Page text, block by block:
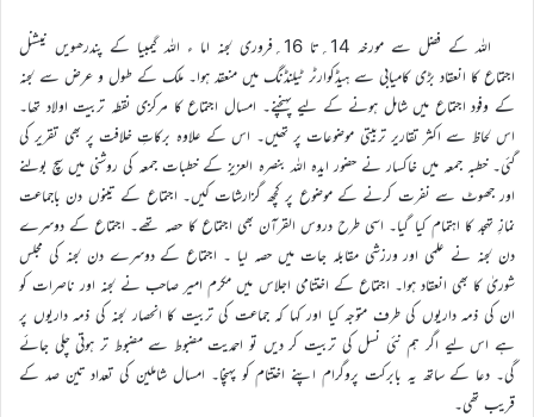
اللہ کے فضل سے مورخہ 14؍تا 16؍فروری لجنہ اما ء اللہ گیمبیا کے پندرھویں نیشنل
اجتماع کا انعقاد بڑی کامیابی سے ہیڈکوارٹر ٹیلنڈنگ میں منعقد ہوا۔ ملک کے طول و عرض سے لجنہ
کے وفود اجتماع میں شامل ہونے کے لیے پہنچنے۔ امسال اجتماع کا مرکزی نقطہ تربیت اولاد تھا۔
اس لحاظ سے اکثر تقاریر تربیتی موضوعات پر تھیں۔ اس کے علاوہ برکاتِ خلافت پر بھی تقریر کی
گئی۔ خطبہ جمعہ میں خاکسار نے حضور ایدہ اللہ بنصرہ العزیز کے خطبات جمعہ کی روشنی میں سچ بولنے
اور جھوٹ سے نفرت کرنے کے موضوع پر کچھ گزارشات کیں۔ اجتماع کے تینوں دن باجماعت
نمازِ تہجد کا اہتمام کیا گیا۔ اسی طرح دروس القرآن بھی اجتماع کا حصہ تھے۔ اجتماع کے دوسرے
دن لجنہ نے علمی اور ورزشی مقابلہ جات میں حصہ لیا ۔ اجتماع کے دوسرے دن لجنہ کی مجلس
شوریٰ کا بھی انعقاد ہوا۔ اجتماع کے اختتامی اجلاس میں مکرم امیر صاحب نے لجنہ اور ناصرات کو
ان کی ذمہ داریوں کی طرف متوجہ کیا اور کہا کہ جماعت کی تربیت کا انحصار لجنہ کی ذمہ داریوں پر
ہے اس لیے اگر ہم نئی نسل کی تربیت کر دیں تو احمدیت مضبوط سے مضبوط تر ہوتی چلی جائے
گی۔ دعا کے ساتھ یہ بابرکت پروگرام اپنے اختتام کو پہنچا۔ امسال شاملین کی تعداد تین صد کے
قریب تھی۔